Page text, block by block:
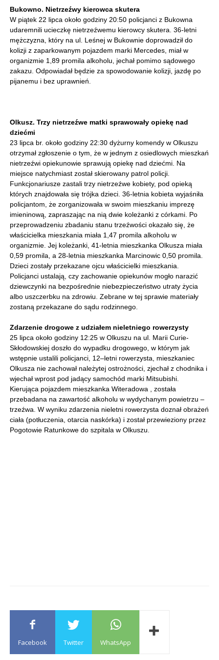
Bukowno. Nietrzeźwy kierowca skutera
W piątek 22 lipca około godziny 20:50 policjanci z Bukowna
udaremnili ucieczkę nietrzeźwemu kierowcy skutera. 36-letni
mężczyzna, który na ul. Leśnej w Bukownie doprowadził do
kolizji z zaparkowanym pojazdem marki Mercedes, miał w
organizmie 1,89 promila alkoholu, jechał pomimo sądowego
zakazu. Odpowiadał będzie za spowodowanie kolizji, jazdę po
pijanemu i bez uprawnień.
Olkusz. Trzy nietrzeźwe matki sprawowały opiekę nad
dziećmi
23 lipca br. około godziny 22:30 dyżurny komendy w Olkuszu
otrzymał zgłoszenie o tym, że w jednym z osiedlowych mieszkań
nietrzeźwi opiekunowie sprawują opiekę nad dziećmi. Na
miejsce natychmiast został skierowany patrol policji.
Funkcjonariusze zastali trzy nietrzeźwe kobiety, pod opieką
których znajdowała się trójka dzieci. 36-letnia kobieta wyjaśniła
policjantom, że zorganizowała w swoim mieszkaniu imprezę
imieninową, zapraszając na nią dwie koleżanki z córkami. Po
przeprowadzeniu zbadaniu stanu trzeźwości okazało się, że
właścicielka mieszkania miała 1,47 promila alkoholu w
organizmie. Jej koleżanki, 41-letnia mieszkanka Olkusza miała
0,59 promila, a 28-letnia mieszkanka Marcinowic 0,50 promila.
Dzieci zostały przekazane ojcu właścicielki mieszkania.
Policjanci ustalają, czy zachowanie opiekunów mogło narazić
dziewczynki na bezpośrednie niebezpieczeństwo utraty życia
albo uszczerbku na zdrowiu. Zebrane w tej sprawie materiały
zostaną przekazane do sądu rodzinnego.
Zdarzenie drogowe z udziałem nieletniego rowerzysty
25 lipca około godziny 12:25 w Olkuszu na ul. Marii Curie-
Skłodowskiej doszło do wypadku drogowego, w którym jak
wstępnie ustalili policjanci, 12–letni rowerzysta, mieszkaniec
Olkusza nie zachował należytej ostrożności, zjechał z chodnika i
wjechał wprost pod jadący samochód marki Mitsubishi.
Kierująca pojazdem mieszkanka Witeradowa , została
przebadana na zawartość alkoholu w wydychanym powietrzu –
trzeźwa. W wyniku zdarzenia nieletni rowerzysta doznał obrażeń
ciała (potłuczenia, otarcia naskórka) i został przewieziony przez
Pogotowie Ratunkowe do szpitala w Olkuszu.
Facebook Twitter WhatsApp